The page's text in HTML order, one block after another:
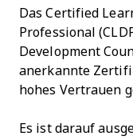
Das Certified
Professional
Development
anerkannte
hohes Vertrauen
Es ist darauf